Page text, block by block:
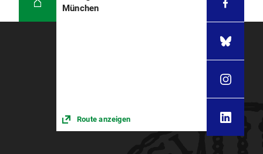
München
Route anzeigen